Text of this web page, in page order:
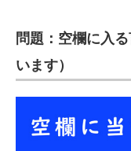
ITエンジニア向け専
企業向けIT製品の総合
問題：空欄に入
います）